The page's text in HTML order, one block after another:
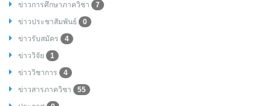
ข่าวการศึกษาภาควิชา
7
ข่าวประชาสัมพันธ์
0
ข่าวรับสมัคร
4
ข่าววิจัย
1
ข่าววิชาการ
4
ข่าวสารภาควิชา
55